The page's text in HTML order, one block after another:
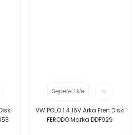
Sepete Ekle
VW POLO 1.4 16V Arka Fren Diski
FERODO Marka DDF929